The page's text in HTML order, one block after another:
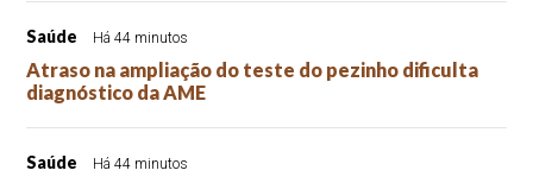
Saúde Há 44 minutos
Atraso na ampliação do teste do pezinho dificulta
diagnóstico da AME
Saúde Há 44 minutos